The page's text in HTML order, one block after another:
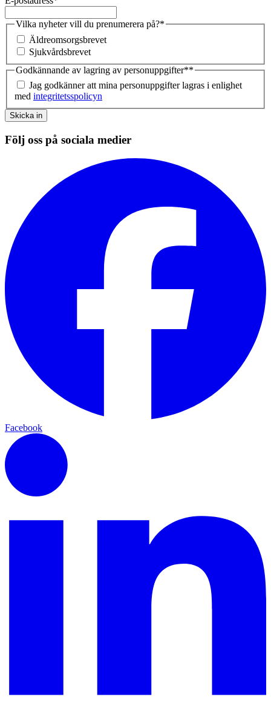
Vilka nyheter vill du prenumerera på?*
Äldreomsorgsbrevet
Sjukvårdsbrevet
Godkännande av lagring av personuppgifter**
Jag godkänner att mina personuppgifter lagras i enlighet
med integritetsspolicyn
Skicka in
Följ oss på sociala medier
Facebook